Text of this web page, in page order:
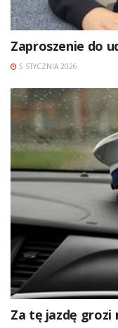
Zaproszenie do
5 STYCZNIA 2026
Za tę jazdę grozi